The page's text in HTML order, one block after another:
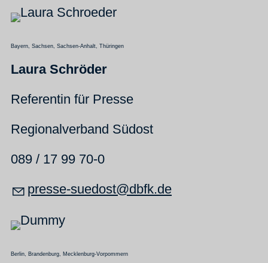
Bayern, Sachsen, Sachsen-Anhalt, Thüringen
Laura Schröder
Referentin für Presse
Regionalverband Südost
089 / 17 99 70-0
pr ss -s d st dbfk d
Berlin, Brandenburg, Mecklenburg-Vorpommern